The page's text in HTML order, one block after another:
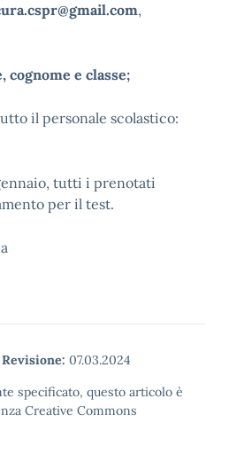
,
cognome e classe;
il personale scolastico:
tutti i prenotati
per il test.
Revisione: 07.03.2024
specificato, questo articolo è
Creative Commons